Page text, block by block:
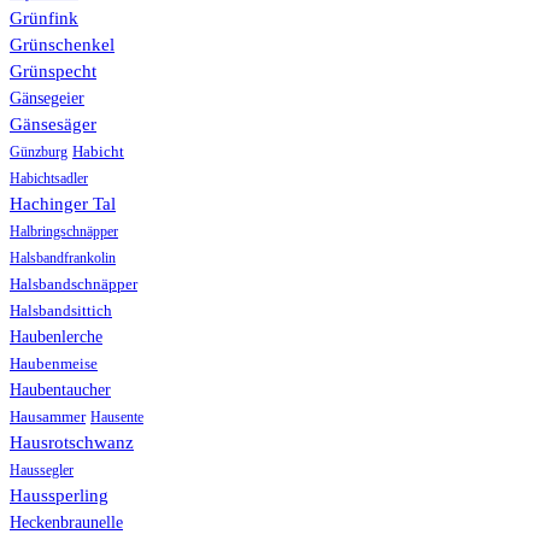
Grünfink
Grünschenkel
Grünspecht
Gänsegeier
Gänsesäger
Günzburg Habicht
Habichtsadler
Hachinger Tal
Halbringschnäpper
Halsbandfrankolin
Halsbandschnäpper
Halsbandsittich
Haubenlerche
Haubenmeise
Haubentaucher
Hausammer Hausente
Hausrotschwanz
Haussegler
Haussperling
Heckenbraunelle